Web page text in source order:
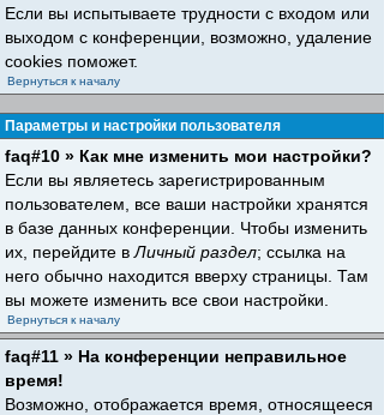
Если вы испытываете трудности с входом или
выходом с конференции, возможно, удаление
cookies поможет.
Вернуться к началу
Параметры и настройки пользователя
faq#10 » Как мне изменить мои настройки?
Если вы являетесь зарегистрированным
пользователем, все ваши настройки хранятся
в базе данных конференции. Чтобы изменить
их, перейдите в Личный раздел; ссылка на
него обычно находится вверху страницы. Там
вы можете изменить все свои настройки.
Вернуться к началу
faq#11 » На конференции неправильное
время!
Возможно, отображается время, относящееся